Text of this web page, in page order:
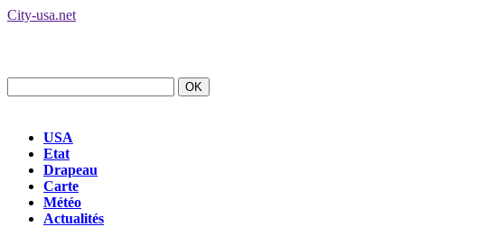
City-usa.net
USA
Etat
Drapeau
Carte
Météo
Actualités